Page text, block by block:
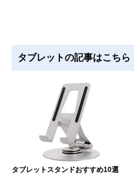
タブレットの記事はこちら
タブレットスタンドおすすめ10選